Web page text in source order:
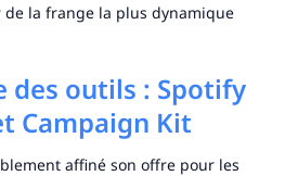
de la frange la plus dynamique
des outils : Spotify
Campaign Kit
affiné son offre pour les